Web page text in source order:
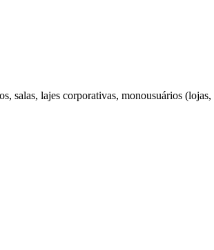
salas, lajes corporativas, monousuários